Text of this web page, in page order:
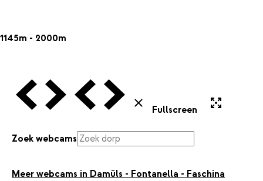
1145m - 2000m
Vorige Webcam
Volgende Webcam
Vorige Webcam
Volgende Webcam
Sluiten
Fullscreen
Zoek webcams
Meer webcams in Damüls - Fontanella - Faschina